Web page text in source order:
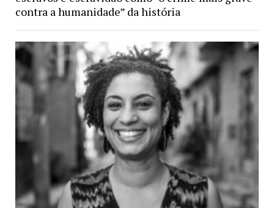
contra a humanidade” da história